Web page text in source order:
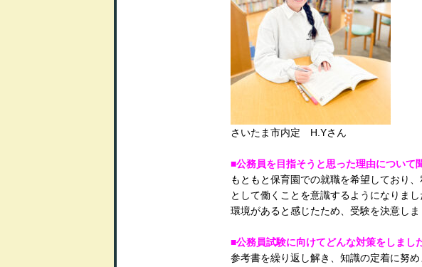
さいたま市内定 H.Yさん
■公務員を目指そうと思った理由について
もともと保育園での就職を希望しており
として働くことを意識するようになりま
環境があると感じたため、受験を決意しま
■公務員試験に向けてどんな対策をしまし
参考書を繰り返し解き、知識の定着に努